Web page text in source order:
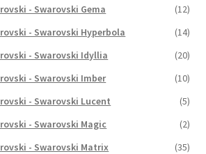
- Swarovski Gema
(12)
- Swarovski Hyperbola
(14)
- Swarovski Idyllia
(20)
- Swarovski Imber
(10)
- Swarovski Lucent
(5)
- Swarovski Magic
(2)
- Swarovski Matrix
(35)